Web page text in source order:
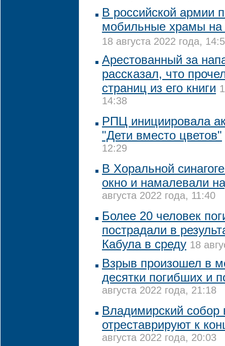
В российской армии
мобильные храмы на
18 августа 2022 года,
Арестованный за
рассказал, что
страниц из его книги
14:38
РПЦ инициировала
"Дети вместо цветов"
12:29
В Хоральной
окно и намалевали
августа 2022 года, 11:40
Более 20 человек
пострадали в
Кабула в среду 18
Взрыв произошел в
десятки погибших и
августа 2022 года, 21:18
Владимирский собор
отреставрируют к
августа 2022 года, 20:03